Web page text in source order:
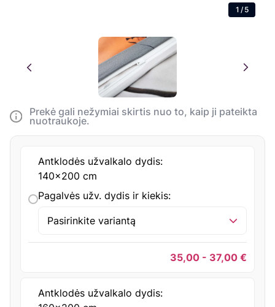
1 / 5
Prekė gali nežymiai skirtis nuo to, kaip ji pateikta
nuotraukoje.
Antklodės užvalkalo dydis:
140x200 cm
Pagalvės užv. dydis ir kiekis:
Pasirinkite variantą
35,00 - 37,00 €
Antklodės užvalkalo dydis: